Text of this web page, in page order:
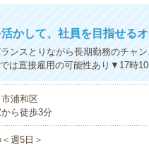
かして、社員を目指せる
ンスとりながら長期勤務のチャ
は直接雇用の可能性あり▼17時
浦和区
ら徒歩3分
週5日＞